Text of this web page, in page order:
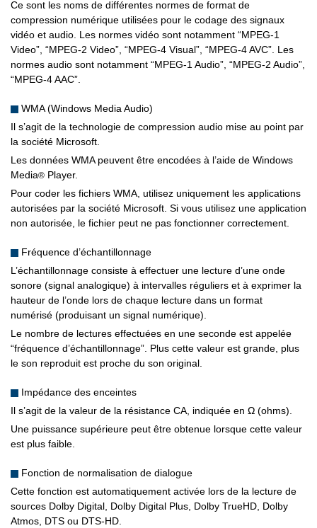
Ce sont les noms de différentes normes de format de
compression numérique utilisées pour le codage des signaux
vidéo et audio. Les normes vidéo sont notamment “MPEG-1
Video”, “MPEG-2 Video”, “MPEG-4 Visual”, “MPEG-4 AVC”. Les
normes audio sont notamment “MPEG-1 Audio”, “MPEG-2 Audio”,
“MPEG-4 AAC”.
WMA (Windows Media Audio)
Il s’agit de la technologie de compression audio mise au point par
la société Microsoft.
Les données WMA peuvent être encodées à l’aide de Windows
Media® Player.
Pour coder les fichiers WMA, utilisez uniquement les applications
autorisées par la société Microsoft. Si vous utilisez une application
non autorisée, le fichier peut ne pas fonctionner correctement.
Fréquence d’échantillonnage
L’échantillonnage consiste à effectuer une lecture d’une onde
sonore (signal analogique) à intervalles réguliers et à exprimer la
hauteur de l’onde lors de chaque lecture dans un format
numérisé (produisant un signal numérique).
Le nombre de lectures effectuées en une seconde est appelée
“fréquence d’échantillonnage”. Plus cette valeur est grande, plus
le son reproduit est proche du son original.
Impédance des enceintes
Il s’agit de la valeur de la résistance CA, indiquée en Ω (ohms).
Une puissance supérieure peut être obtenue lorsque cette valeur
est plus faible.
Fonction de normalisation de dialogue
Cette fonction est automatiquement activée lors de la lecture de
sources Dolby Digital, Dolby Digital Plus, Dolby TrueHD, Dolby
Atmos, DTS ou DTS-HD.